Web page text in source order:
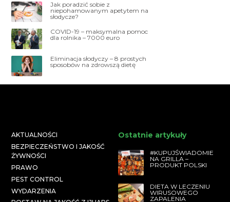
Jak poradzić sobie z
niepohamowanym apetytem na
słodycze?
COVID-19 – maksymalna pomoc
dla rolnika – 7000 euro
Eliminacja słodyczy – 8 prostych
sposobów na zdrowszą dietę
AKTUALNOŚCI
BEZPIECZEŃSTWO I JAKOŚĆ
ŻYWNOŚCI
PRAWO
PEST CONTROL
WYDARZENIA
Ostatnie artykuły
#KUPUJŚWIADOMIE
NA GRILLA –
PRODUKT POLSKI
DIETA W LECZENIU
WIRUSOWEGO
ZAPALENIA